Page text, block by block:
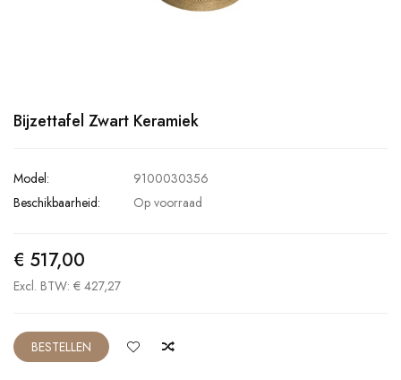
Bijzettafel Zwart Keramiek
Model:
9100030356
Beschikbaarheid:
Op voorraad
€ 517,00
Excl. BTW: € 427,27
BESTELLEN